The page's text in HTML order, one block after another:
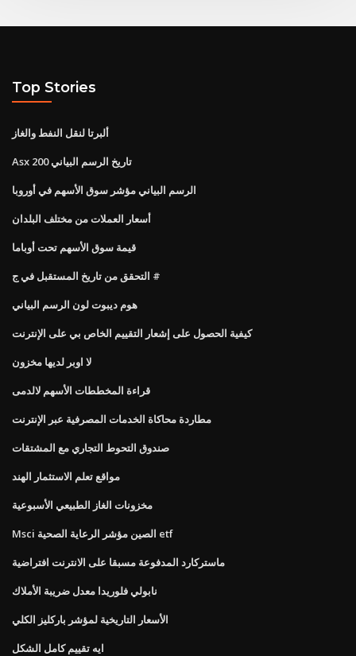
Top Stories
ألبرتا لنقل النفط والغاز
Asx 200 تاريخ الرسم البياني
الرسم البياني مؤشر سوق الأسهم في أوروبا
أسعار العملات من مختلف البلدان
قيمة سوق الأسهم تحت أوباما
التحقق من تاريخ المستقبل في ج #
هوم ديبوت لون الرسم البياني
كيفية الحصول على إشعار التقييم الخاص بي على الإنترنت
لا اوبر لديها مخزون
قراءة المخططات الأسهم لالدمى
مطاردة محاكاة الخدمات المصرفية عبر الإنترنت
صندوق التحوط التجاري مع المشتقات
مواقع تعلم الاستثمار الهند
مخزونات الغاز الطبيعي الأسبوعية
Msci الصين مؤشر الرعاية الصحية etf
ماستركارد المدفوعة مسبقا على الانترنت افتراضية
نابولي فلوريدا معدل ضريبة الأملاك
الأسعار التاريخية لمؤشر باركليز الكلي
ايه تقييم كامل الشكل